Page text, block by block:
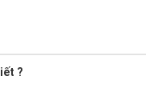
?